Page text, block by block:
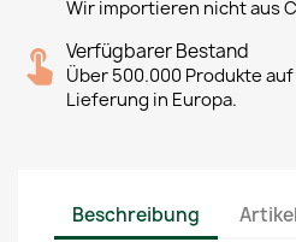
Wir importieren nicht aus
Verfügbarer Bestand
Über 500.000 Produkte
Lieferung in Europa.
Beschreibung